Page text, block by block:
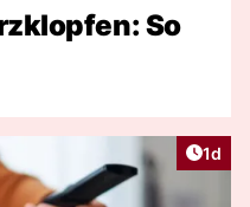
So
1d